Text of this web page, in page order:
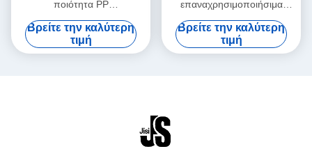
ποιότητα PP
επαναχρησιμοποιήσιμες
συσκευασίες θερμότητας
Προσαρμοσμένο χρώμα
Βρείτε την καλύτερη
τιμή
επαναχρησιμοποιήσιμα
θερμικά δοχεία 55 βαθμών
για τα τρόφιμα Ζεστά για τα
τρόφιμα παγωμένα
Βρείτε την καλύτερη
τιμή